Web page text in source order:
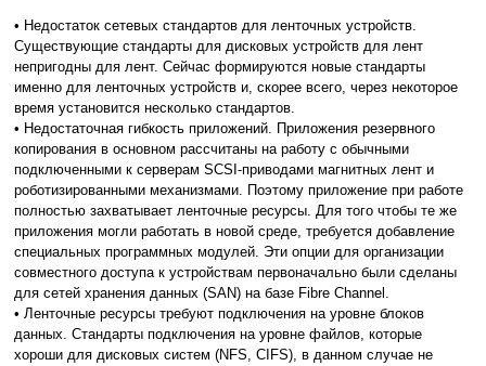
• Недостаток сетевых стандартов для ленточных устройств.
Существующие стандарты для дисковых устройств для лент
непригодны для лент. Сейчас формируются новые стандарты
именно для ленточных устройств и, скорее всего, через некоторое
время установится несколько стандартов.
• Недостаточная гибкость приложений. Приложения резервного
копирования в основном рассчитаны на работу с обычными
подключенными к серверам SCSI-приводами магнитных лент и
роботизированными механизмами. Поэтому приложение при работе
полностью захватывает ленточные ресурсы. Для того чтобы те же
приложения могли работать в новой среде, требуется добавление
специальных программных модулей. Эти опции для организации
совместного доступа к устройствам первоначально были сделаны
для сетей хранения данных (SAN) на базе Fibre Channel.
• Ленточные ресурсы требуют подключения на уровне блоков
данных. Стандарты подключения на уровне файлов, которые
хороши для дисковых систем (NFS, CIFS), в данном случае не